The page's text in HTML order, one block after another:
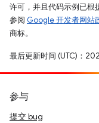
许可，并且代码示例已根
参阅 Google 开发者网站
商标。
最后更新时间 (UTC)：
参与
提交 bug